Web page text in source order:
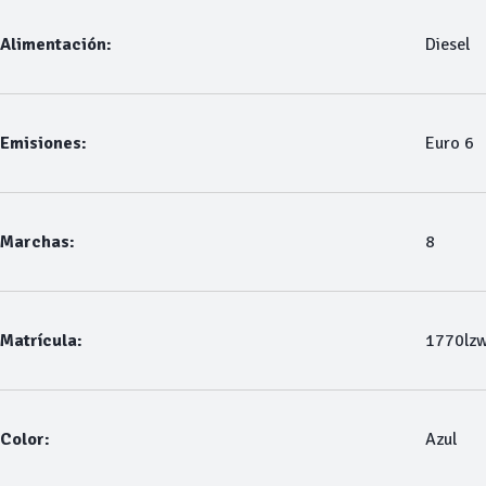
Alimentación: Diesel
Emisiones: Euro 6
Marchas: 8
Matrícula:
Color: Azul